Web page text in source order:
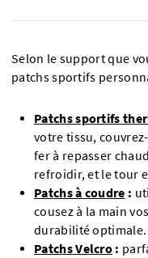
Selon le support que
patchs sportifs
Patchs sportifs
votre tissu,
fer à repasser
refroidir, et le tour
Patchs à coudre :
cousez à la main
durabilité optimale.
Patchs Velcro :